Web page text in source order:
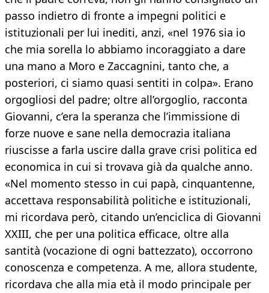
passo indietro di fronte a impegni politici e
istituzionali per lui inediti, anzi, «nel 1976 sia io
che mia sorella lo abbiamo incoraggiato a dare
una mano a Moro e Zaccagnini, tanto che, a
posteriori, ci siamo quasi sentiti in colpa». Erano
orgogliosi del padre; oltre all’orgoglio, racconta
Giovanni, c’era la speranza che l’immissione di
forze nuove e sane nella democrazia italiana
riuscisse a farla uscire dalla grave crisi politica ed
economica in cui si trovava già da qualche anno.
«Nel momento stesso in cui papà, cinquantenne,
accettava responsabilità politiche e istituzionali,
mi ricordava però, citando un’enciclica di Giovanni
XXIII, che per una politica efficace, oltre alla
santità (vocazione di ogni battezzato), occorrono
conoscenza e competenza. A me, allora studente,
ricordava che alla mia età il modo principale per